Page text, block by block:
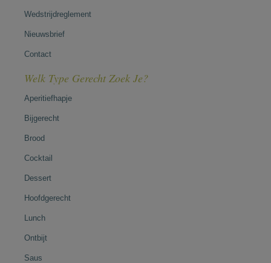
Wedstrijdreglement
Nieuwsbrief
Contact
Welk Type Gerecht Zoek Je?
Aperitiefhapje
Bijgerecht
Brood
Cocktail
Dessert
Hoofdgerecht
Lunch
Ontbijt
Saus